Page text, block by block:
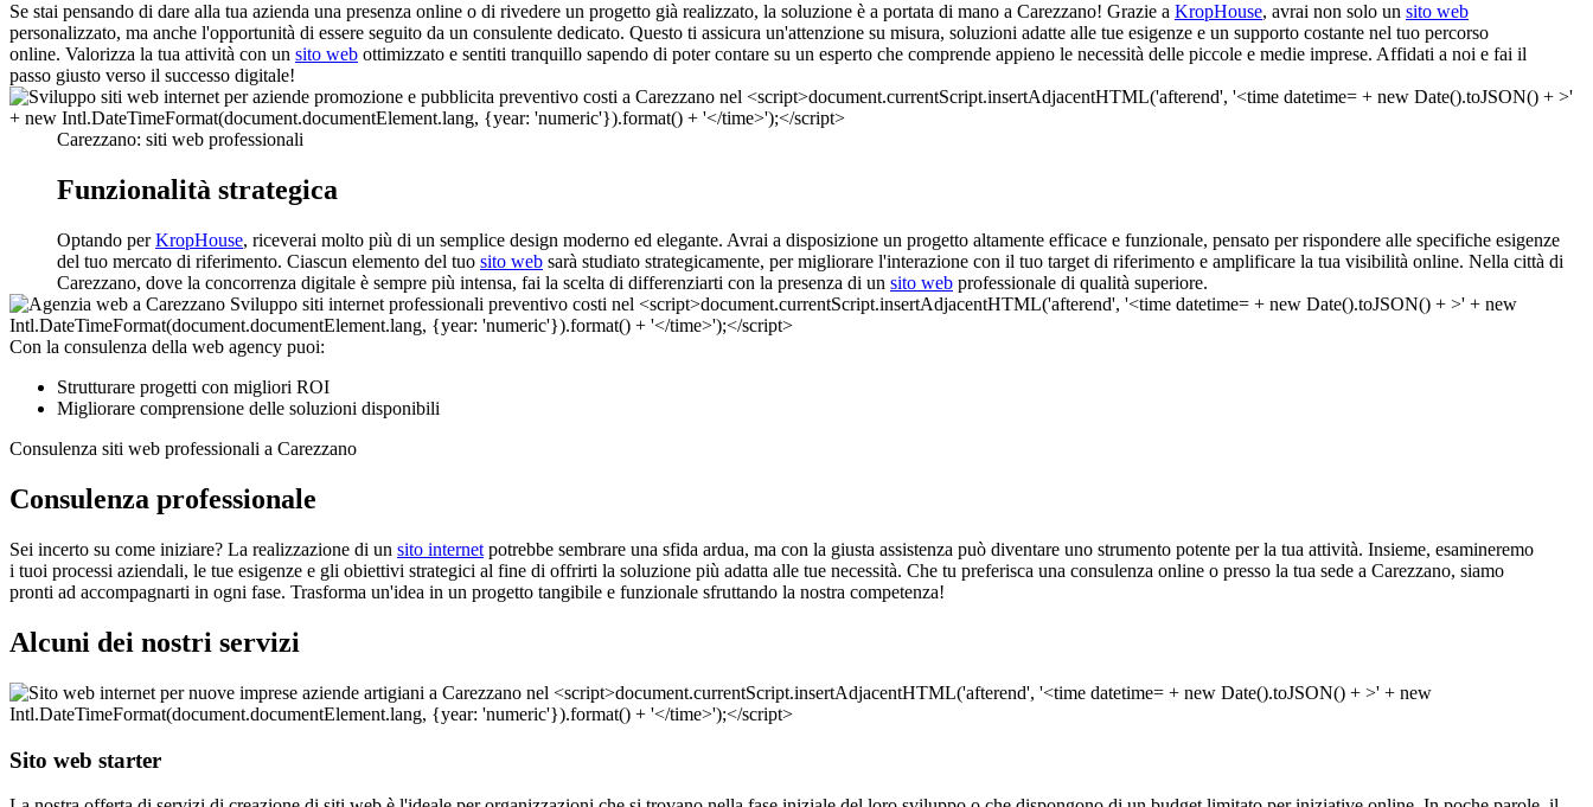
Se stai pensando di dare alla tua azienda una presenza online o di rivedere un progetto già realizzato, la soluzione è a portata di mano a Carezzano! Grazie a KropHouse, avrai non solo un sito web
personalizzato, ma anche l'opportunità di essere seguito da un consulente dedicato. Questo ti assicura un'attenzione su misura, soluzioni adatte alle tue esigenze e un supporto costante nel tuo percorso
online. Valorizza la tua attività con un sito web ottimizzato e sentiti tranquillo sapendo di poter contare su un esperto che comprende appieno le necessità delle piccole e medie imprese. Affidati a noi e fai il
passo giusto verso il successo digitale!
Carezzano: siti web professionali
Funzionalità strategica
Optando perKropHouse, riceverai molto più di un semplice design moderno ed elegante. Avrai a disposizione un progetto altamente efficace e funzionale, pensato per rispondere alle specifiche esigenze
del tuo mercato di riferimento. Ciascun elemento del tuo sito web sarà studiato strategicamente, per migliorare l'interazione con il tuo target di riferimento e amplificare la tua visibilità online. Nella città di
Carezzano, dove la concorrenza digitale è sempre più intensa, fai la scelta di differenziarti con la presenza di un sito web professionale di qualità superiore.
Con la consulenza della web agency puoi:
Strutturare progetti con migliori ROI
Migliorare comprensione delle soluzioni disponibili
Consulenza siti web professionali a Carezzano
Consulenza professionale
Sei incerto su come iniziare? La realizzazione di un sito internet potrebbe sembrare una sfida ardua, ma con la giusta assistenza può diventare uno strumento potente per la tua attività. Insieme, esamineremo
i tuoi processi aziendali, le tue esigenze e gli obiettivi strategici al fine di offrirti la soluzione più adatta alle tue necessità. Che tu preferisca una consulenza online o presso la tua sede a Carezzano, siamo
pronti ad accompagnarti in ogni fase. Trasforma un'idea in un progetto tangibile e funzionale sfruttando la nostra competenza!
Alcuni dei nostri servizi
Sito web starter